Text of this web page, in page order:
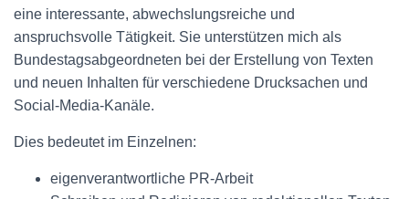
eine interessante, abwechslungsreiche und
anspruchsvolle Tätigkeit. Sie unterstützen mich als
Bundestagsabgeordneten bei der Erstellung von Texten
und neuen Inhalten für verschiedene Drucksachen und
Social-Media-Kanäle.
Dies bedeutet im Einzelnen:
eigenverantwortliche PR-Arbeit